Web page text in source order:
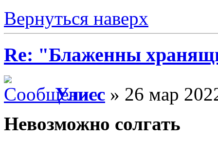
Вернуться наверх
Re: "Блаженны
Улисс » 26 мар
Невозможно солгать